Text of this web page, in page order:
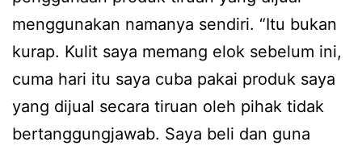
menggunakan namanya sendiri. “Itu bukan
kurap. Kulit saya memang elok sebelum ini,
cuma hari itu saya cuba pakai produk saya
yang dijual secara tiruan oleh pihak tidak
bertanggungjawab. Saya beli dan guna